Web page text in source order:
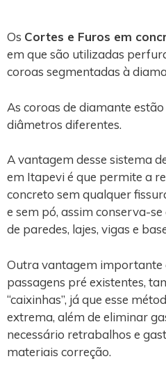
Os Cortes e Furos em
em que são utilizadas
coroas segmentadas à
As coroas de diamante
diâmetros diferentes.
A vantagem desse sistema
em Itapevi é que permite a
concreto sem qualquer
e sem pó, assim conserva-
de paredes, lajes, vigas e
Outra vantagem importante
passagens pré existentes,
“caixinhas”, já que esse
extrema, além de eliminar
necessário retrabalhos e
materiais correção.